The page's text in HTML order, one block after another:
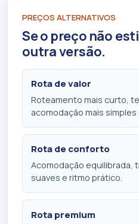
PREÇOS ALTERNATIVOS
Se o preço não
outra versão.
Rota de valor
Roteamento mais curto,
acomodação mais
Rota de conforto
Acomodação equilibrada,
suaves e ritmo prático.
Rota premium